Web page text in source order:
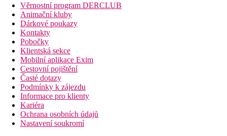
Věrnostní program DERCLUB
Animační kluby
Dárkové poukazy
Kontakty
Pobočky
Klientská sekce
Mobilní aplikace Exim
Cestovní pojištění
Časté dotazy
Podmínky k zájezdu
Informace pro klienty
Kariéra
Ochrana osobních údajů
Nastavení soukromí